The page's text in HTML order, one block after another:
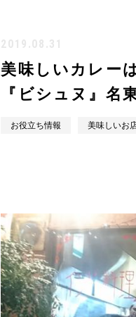
美味しいカレー
『ビシュヌ』名
お役立ち情報 美味しいお